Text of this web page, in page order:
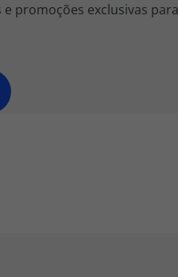
promoções exclusivas